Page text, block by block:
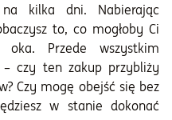
kilka dni. Nabierając
to, co mogłoby Ci
Przede wszystkim
czy ten zakup przybliży
Czy mogę obejść się bez
w stanie dokonać